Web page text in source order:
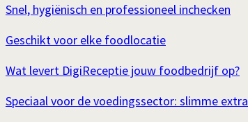
Snel, hygiënisch en professioneel inchecken
Geschikt voor elke foodlocatie
Wat levert DigiReceptie jouw foodbedrijf op?
Speciaal voor de voedingssector: slimme